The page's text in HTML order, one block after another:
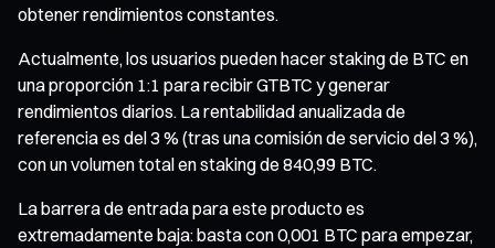
obtener rendimientos constantes.
Actualmente, los usuarios pueden hacer staking de BTC en
una proporción 1:1 para recibir GTBTC y generar
rendimientos diarios. La rentabilidad anualizada de
referencia es del 3 % (tras una comisión de servicio del 3 %),
con un volumen total en staking de 840,99 BTC.
La barrera de entrada para este producto es
extremadamente baja: basta con 0,001 BTC para empezar,